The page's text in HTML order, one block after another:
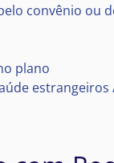
convênio ou
plano